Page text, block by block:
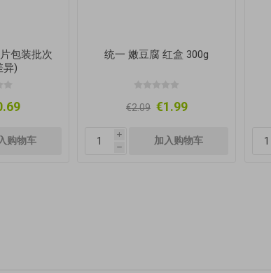
包装批次
异)
统一 嫩豆腐 红盒 300g
€2.09 €1.99
i
h